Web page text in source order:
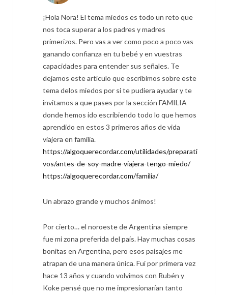
¡Hola Nora! El tema miedos es todo un reto que
nos toca superar a los padres y madres
primerizos. Pero vas a ver como poco a poco vas
ganando confianza en tu bebé y en vuestras
capacidades para entender sus señales. Te
dejamos este artículo que escribimos sobre este
tema delos miedos por si te pudiera ayudar y te
invitamos a que pases por la sección FAMILIA
donde hemos ido escribiendo todo lo que hemos
aprendido en estos 3 primeros años de vida
viajera en familia.
https://algoquerecordar.com/utilidades/preparati
vos/antes-de-soy-madre-viajera-tengo-miedo/
https://algoquerecordar.com/familia/
Un abrazo grande y muchos ánimos!
Por cierto… el noroeste de Argentina siempre
fue mi zona preferida del país. Hay muchas cosas
bonitas en Argentina, pero esos paisajes me
atrapan de una manera única. Fui por primera vez
hace 13 años y cuando volvimos con Rubén y
Koke pensé que no me impresionarían tanto